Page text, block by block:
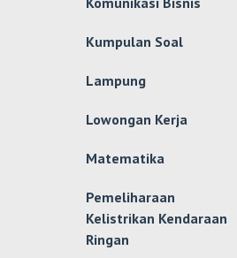
Kumpulan Soal
Lampung
Lowongan Kerja
Matematika
Pemeliharaan
Kelistrikan Kendaraan
Ringan